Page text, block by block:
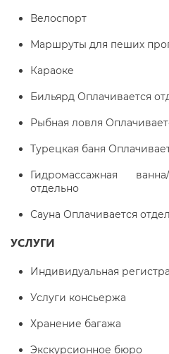
Велоспорт
Маршруты для пеших
Караоке
Бильярд Оплачивается
Рыбная ловля
Турецкая баня
Гидромассажная
отдельно
Сауна Оплачивается
УСЛУГИ
Индивидуальная
Услуги консьержа
Хранение багажа
Экскурсионное бюро